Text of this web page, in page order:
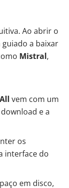
Ao abrir o
a baixar
Mistral,
vem com um
e a
os
interface do
em disco,